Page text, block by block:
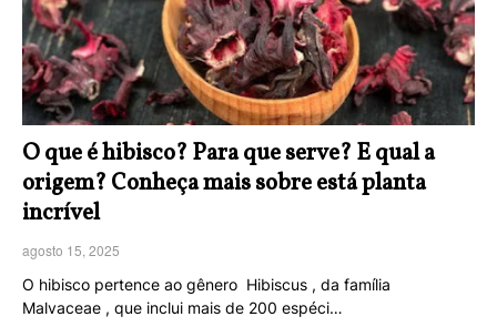
O que é hibisco? Para que serve? E qual a
origem? Conheça mais sobre está planta
incrível
agosto 15, 2025
O hibisco pertence ao gênero Hibiscus , da família
Malvaceae , que inclui mais de 200 espéci…